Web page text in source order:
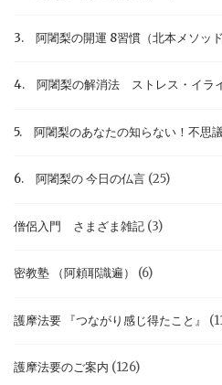
3. 阿闍梨の開運 8習慣（北本メソッド
4. 阿闍梨の解消法 ストレス・イラ
5. 阿闍梨のあなたの知らない！不思
6. 阿闍梨の 今日の仏言 (25)
僧侶入門 さまざま雑記 (3)
密教塾 （阿頼耶識遍） (6)
護摩法要 『つながり感じ得たこと』
護摩法要のご案内 (126)